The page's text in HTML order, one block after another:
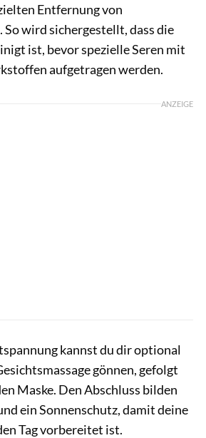
Entfernung von
wird sichergestellt, dass die
ist, bevor spezielle Seren mit
aufgetragen werden.
ANZEIGE
kannst du dir optional
gönnen, gefolgt
Maske. Den Abschluss bilden
ein Sonnenschutz, damit deine
Tag vorbereitet ist.